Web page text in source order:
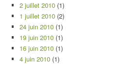
2 juillet 2010 (1)
1 juillet 2010 (2)
24 juin 2010 (1)
19 juin 2010 (1)
16 juin 2010 (1)
4 juin 2010 (1)